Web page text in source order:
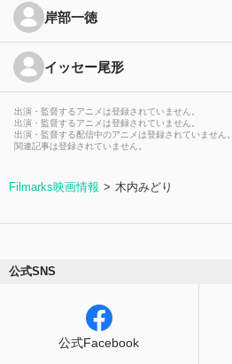
岸部一徳
イッセー尾形
出演・監督するアニメは登録されていません。
出演・監督するアニメは登録されていません。
出演・監督する配信中のアニメは登録されていません。
関連記事は登録されていません。
Filmarks映画情報 木内みどり
公式SNS
公式Facebook